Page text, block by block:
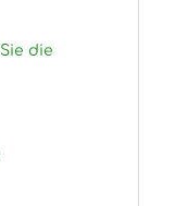
die